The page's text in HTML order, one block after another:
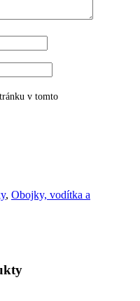
v tomto
, Obojky, vodítka a